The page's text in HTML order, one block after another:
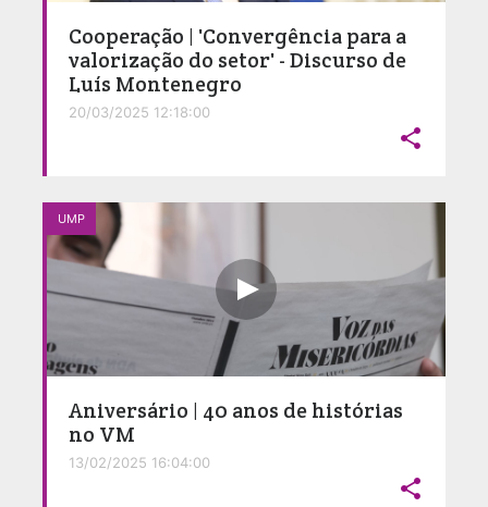
Cooperação | 'Convergência para a
valorização do setor' - Discurso de
Luís Montenegro
20/03/2025 12:18:00

UMP
Aniversário | 40 anos de histórias
no VM
13/02/2025 16:04:00
